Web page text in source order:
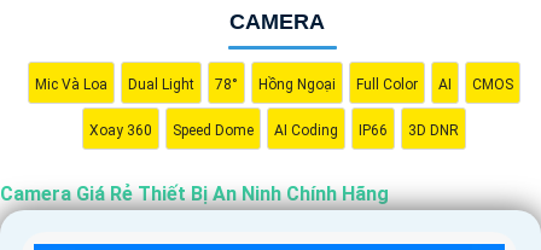
Nhớ kiểm tra kỹ thông số kỹ thuật cũng như nguồn gốc xuất xứ
của sản phẩm trước khi mua nhé đểHoàn toàn tin cậy là sản
phẩm chính hãng và đáng tin cậy.
CAMERA
Mic Và Loa Dual Light 78° Hồng Ngoại Full Color AI CMOS
Xoay 360 Speed Dome AI Coding IP66 3D DNR
Camera Giá Rẻ Thiết Bị An Ninh Chính Hãng